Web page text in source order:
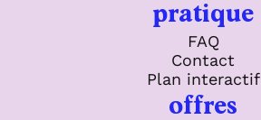
pratique
FAQ
Contact
Plan interactif
offres